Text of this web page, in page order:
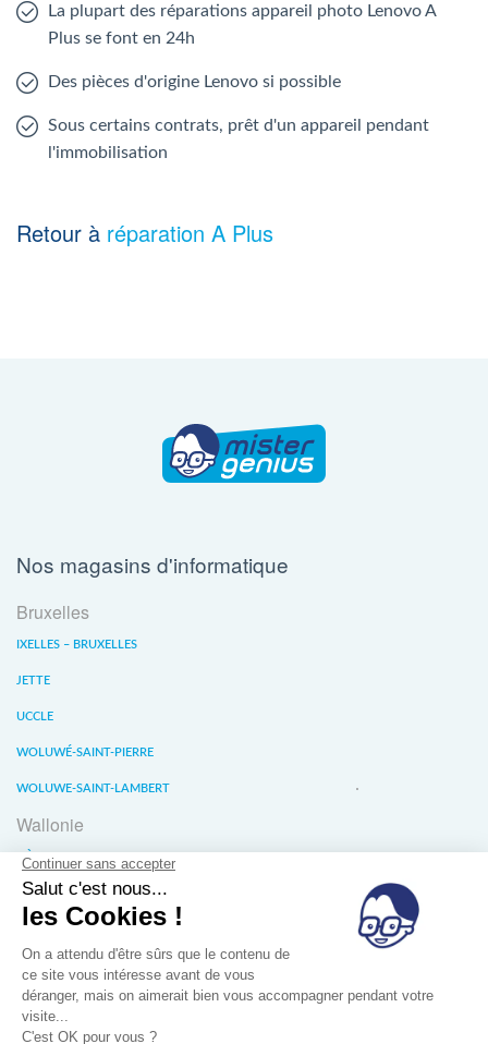
La plupart des réparations appareil photo Lenovo A
Plus se font en 24h
Des pièces d'origine Lenovo si possible
Sous certains contrats, prêt d'un appareil pendant
l'immobilisation
Retour à réparation A Plus
Nos magasins d'informatique
Bruxelles
IXELLES – BRUXELLES
JETTE
UCCLE
WOLUWÉ-SAINT-PIERRE
WOLUWE-SAINT-LAMBERT
Wallonie
LIÈGE
WATERLOO
WAVRE